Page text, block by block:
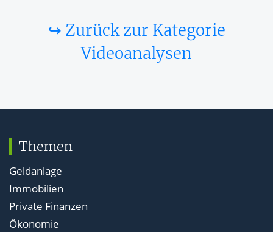
↪ Zurück zur Kategorie
Videoanalysen
Themen
Geldanlage
Immobilien
Private Finanzen
Ökonomie